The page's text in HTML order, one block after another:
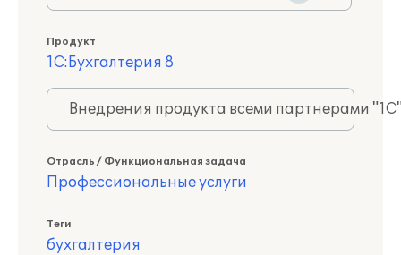
Продукт
1С:Бухгалтерия 8
Внедрения продукта всеми партнерами
Отрасль / Функциональная задача
Профессиональные услуги
Теги
бухгалтерия